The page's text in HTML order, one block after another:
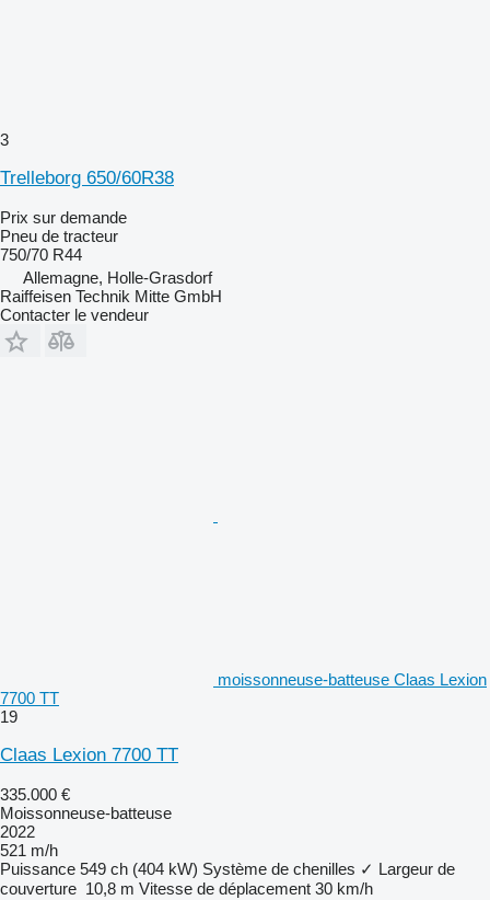
3
Trelleborg 650/60R38
Prix sur demande
Pneu de tracteur
750/70 R44
Allemagne, Holle-Grasdorf
Raiffeisen Technik Mitte GmbH
Contacter le vendeur
moissonneuse-batteuse Claas Lexion
7700 TT
19
Claas Lexion 7700 TT
335.000 €
Moissonneuse-batteuse
2022
521 m/h
Puissance 549 ch (404 kW) Système de chenilles ✓ Largeur de
couverture 10,8 m Vitesse de déplacement 30 km/h